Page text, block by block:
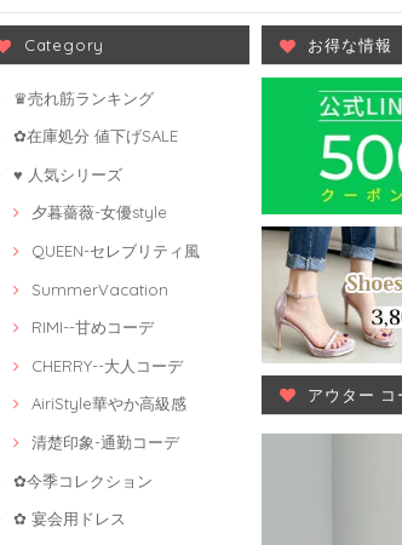
Category
♛売れ筋ランキング
✿在庫処分 値下げSALE
♥ 人気シリーズ
夕暮薔薇-女優style
QUEEN-セレブリティ風
SummerVacation
RIMI--甘めコーデ
CHERRY--大人コーデ
AiriStyle華やか高級感
清楚印象-通勤コーデ
✿今季コレクション
✿ 宴会用ドレス
お得な情報
アウター